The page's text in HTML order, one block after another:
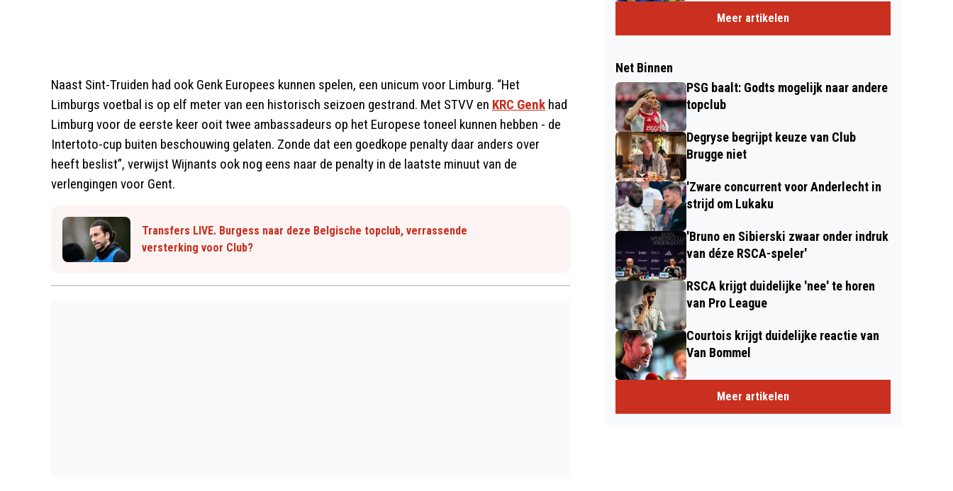
Naast Sint-Truiden had ook Genk Europees kunnen spelen, een unicum voor Limburg. “Het
Limburgs voetbal is op elf meter van een historisch seizoen gestrand. Met STVV en KRC Genk had
Limburg voor de eerste keer ooit twee ambassadeurs op het Europese toneel kunnen hebben - de
Intertoto-cup buiten beschouwing gelaten. Zonde dat een goedkope penalty daar anders over
heeft beslist”, verwijst Wijnants ook nog eens naar de penalty in de laatste minuut van de
verlengingen voor Gent.
Transfers LIVE. Burgess naar deze Belgische topclub, verrassende
versterking voor Club?
Meer artikelen
Net Binnen
PSG baalt: Godts mogelijk naar andere
topclub
Degryse begrijpt keuze van Club
Brugge niet
'Zware concurrent voor Anderlecht in
strijd om Lukaku
'Bruno en Sibierski zwaar onder indruk
van déze RSCA-speler'
RSCA krijgt duidelijke 'nee' te horen
van Pro League
Courtois krijgt duidelijke reactie van
Van Bommel
Meer artikelen